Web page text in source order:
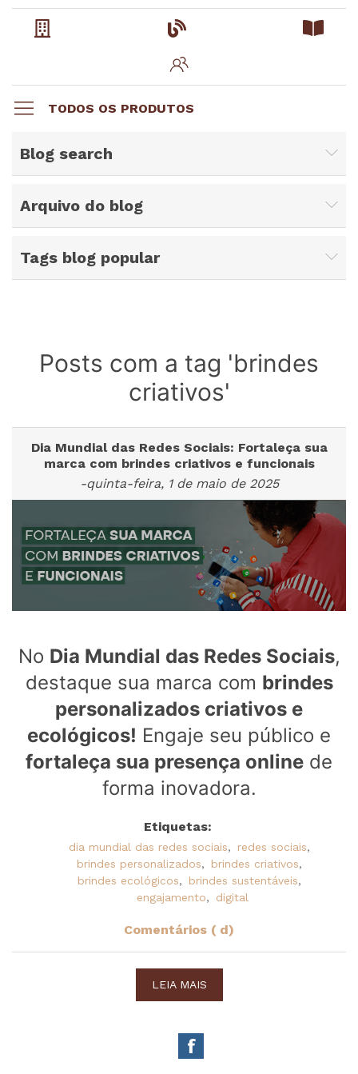
TODOS OS PRODUTOS
Blog search
Arquivo do blog
Tags blog popular
Posts com a tag 'brindes
criativos'
Dia Mundial das Redes Sociais: Fortaleça sua
marca com brindes criativos e funcionais
-quinta-feira, 1 de maio de 2025
No Dia Mundial das Redes Sociais,
destaque sua marca com brindes
personalizados criativos e
ecológicos! Engaje seu público e
fortaleça sua presença online de
forma inovadora.
Etiquetas:
dia mundial das redes sociais, redes sociais,
brindes personalizados, brindes criativos,
brindes ecológicos, brindes sustentáveis,
engajamento, digital
Comentários ( d)
LEIA MAIS